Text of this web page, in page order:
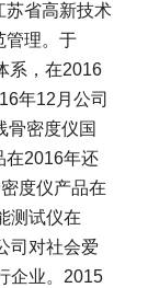
苏省高新技术
管理。于
系，在2016
年12月公司
骨密度仪国
在2016年还
度仪产品在
测试仪在
司对社会爱
企业。2015